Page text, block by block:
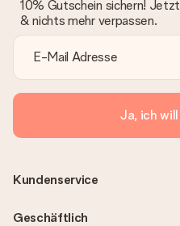
10% Gutschein sichern!
& nichts mehr verpassen.
Ja, ich
Kundenservice
Geschäftlich